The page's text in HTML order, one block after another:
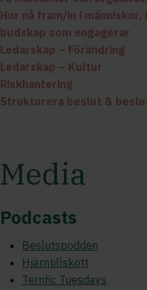
Hur nå fram/in i
budskap som engagerar
Ledarskap – Förändring
Ledarskap – Kultur
Riskhantering
Strukturera beslut &
Media
Podcasts
Beslutspodden
Hjärntillskott
Terrific Tuesdays